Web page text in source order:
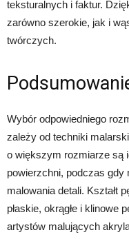
teksturalnych i faktur.
zarówno szerokie, jak i
twórczych.
Wybór odpowiedniego
zależy od techniki
o większym rozmiarze są
powierzchni, podczas gdy
malowania detali. Kształt
płaskie, okrągłe i klinowe
artystów malujących